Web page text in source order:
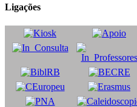
Ligações